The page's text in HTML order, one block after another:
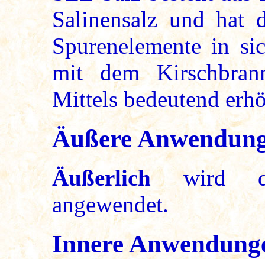
Salinensalz und hat
Spurenelemente in
mit dem
Mittels bedeutend
Äußere
Äußerlichwird
angewendet.
Innere